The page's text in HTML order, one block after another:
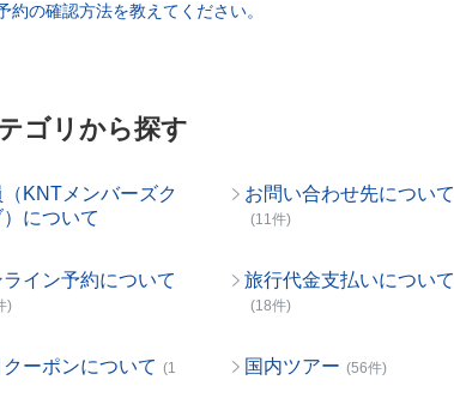
約の確認方法を教えてください。
ゴリから探す
KNTメンバーズク
について
お問い合わせ先について
(11件)
ライン予約について
)
旅行代金支払いについて
(18件)
ーポンについて (1
国内ツアー (56件)